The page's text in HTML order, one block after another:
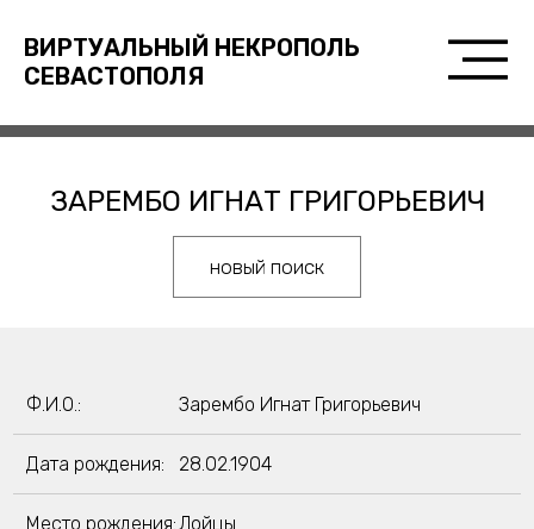
ВИРТУАЛЬНЫЙ НЕКРОПОЛЬ
СЕВАСТОПОЛЯ
ЗАРЕМБО ИГНАТ ГРИГОРЬЕВИЧ
новый поиск
Ф.И.О.: Зарембо Игнат Григорьевич
Дата рождения: 28.02.1904
Место рождения:Лойцы